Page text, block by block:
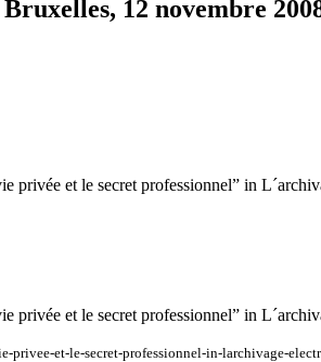
12 novembre
et le secret professionnel” in
et le secret professionnel” in
et-le-secret-professionnel-in-larchivage-